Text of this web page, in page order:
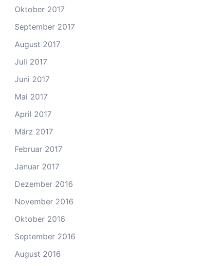
Oktober 2017
September 2017
August 2017
Juli 2017
Juni 2017
Mai 2017
April 2017
März 2017
Februar 2017
Januar 2017
Dezember 2016
November 2016
Oktober 2016
September 2016
August 2016